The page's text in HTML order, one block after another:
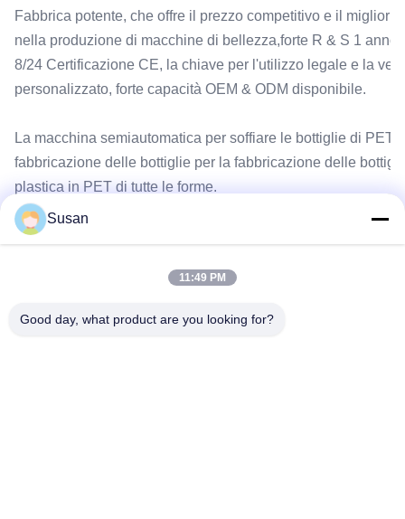
Fabbrica potente, che offre il prezzo competitivo e il miglior
nella produzione di macchine di bellezza,forte R & S 1
8/24 Certificazione CE, la chiave per l'utilizzo legale e la
personalizzato, forte capacità OEM & ODM disponibile.
La macchina semiautomatica per soffiare le bottiglie di PET
fabbricazione delle bottiglie per la fabbricazione delle
plastica in PET di tutte le forme.
Macchina laser per la depilazione a diodo
Susan
11:49 PM
Good day, what product are you looking for?